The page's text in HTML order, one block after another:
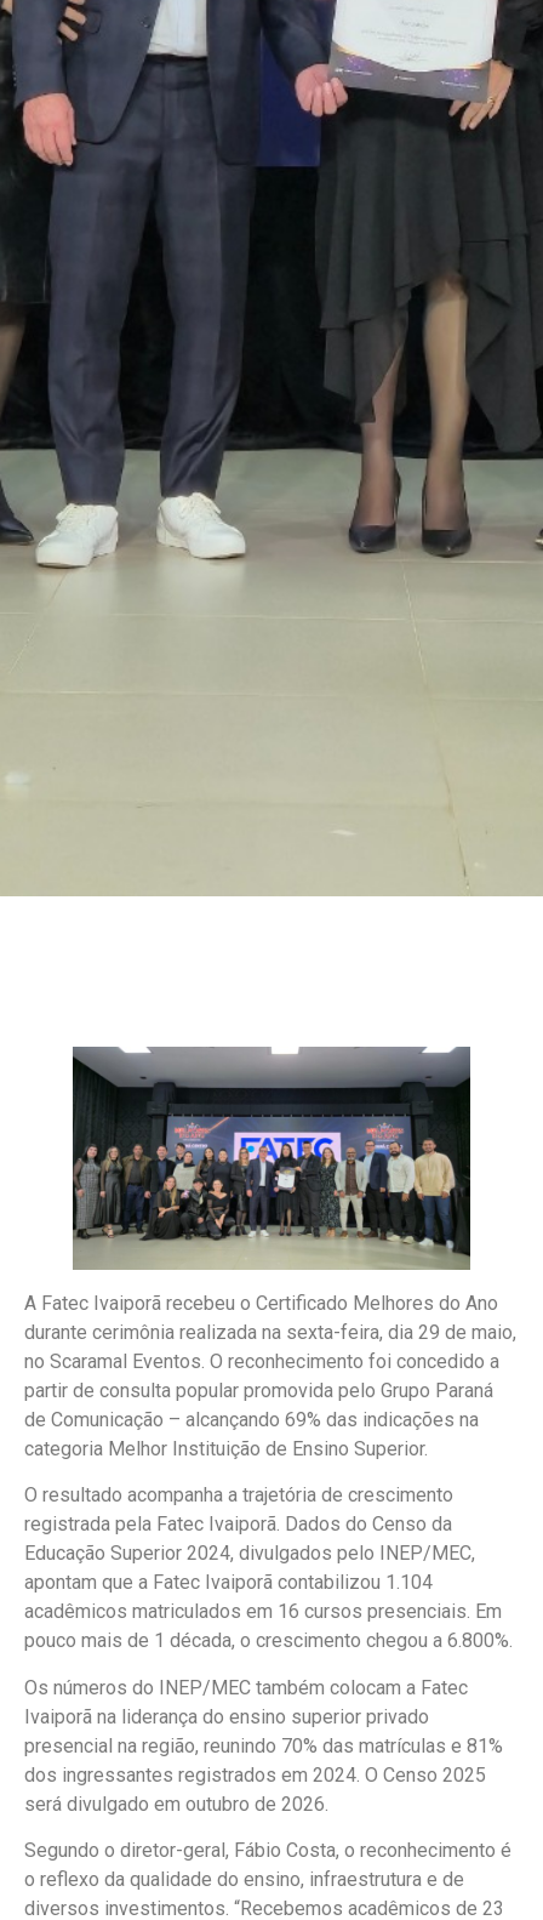
A Fatec Ivaiporã recebeu o Certificado Melhores do Ano
durante cerimônia realizada na sexta-feira, dia 29 de maio,
no Scaramal Eventos. O reconhecimento foi concedido a
partir de consulta popular promovida pelo Grupo Paraná
de Comunicação – alcançando 69% das indicações na
categoria Melhor Instituição de Ensino Superior.
O resultado acompanha a trajetória de crescimento
registrada pela Fatec Ivaiporã. Dados do Censo da
Educação Superior 2024, divulgados pelo INEP/MEC,
apontam que a Fatec Ivaiporã contabilizou 1.104
acadêmicos matriculados em 16 cursos presenciais. Em
pouco mais de 1 década, o crescimento chegou a 6.800%.
Os números do INEP/MEC também colocam a Fatec
Ivaiporã na liderança do ensino superior privado
presencial na região, reunindo 70% das matrículas e 81%
dos ingressantes registrados em 2024. O Censo 2025
será divulgado em outubro de 2026.
Segundo o diretor-geral, Fábio Costa, o reconhecimento é
o reflexo da qualidade do ensino, infraestrutura e de
diversos investimentos. “Recebemos acadêmicos de 23